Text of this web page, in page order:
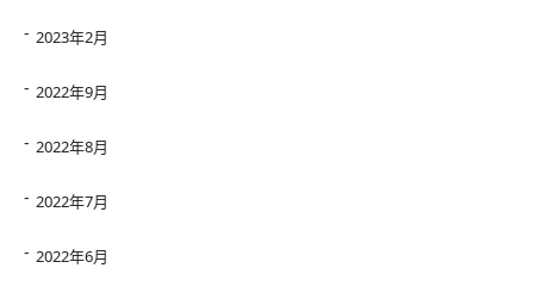
2023年2月
2022年9月
2022年8月
2022年7月
2022年6月